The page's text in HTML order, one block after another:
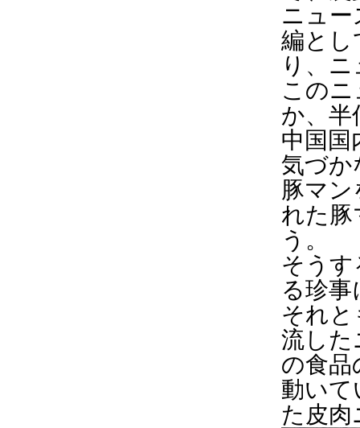
ニュー
編とし
り、
この
か、半
中国国
気づか
豚マ
れた豚
う。
そう
る珍
それと
流した
の食品
動いて
た皮